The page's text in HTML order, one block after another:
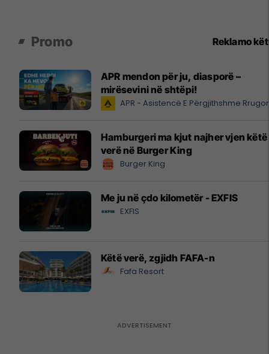
Promo Reklamo
APR mendon për ju, diasporë –
mirësevini në shtëpi!
APR - Asistencë E Përgjithshme
Hamburgeri ma kjut najher vjen këtë
verë në Burger King
Burger King
Me ju në çdo kilometër - EXFIS
EXFIS
Këtë verë, zgjidh FAFA-n
Fafa Resort